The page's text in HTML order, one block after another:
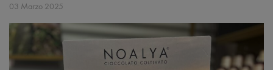
03 Marzo 2025